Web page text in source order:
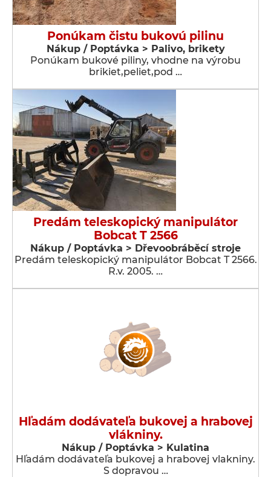
Ponúkam čistu bukovú pilinu
Nákup / Poptávka > Palivo, brikety
Ponúkam bukové piliny, vhodne na výrobu
brikiet,peliet,pod …
Predám teleskopický manipulátor
Bobcat T 2566
Nákup / Poptávka > Dřevoobráběcí stroje
Predám teleskopický manipulátor Bobcat T 2566.
R.v. 2005. …
Hľadám dodávateľa bukovej a hrabovej
vlákniny.
Nákup / Poptávka > Kulatina
Hľadám dodávateľa bukovej a hrabovej vlakniny.
S dopravou …